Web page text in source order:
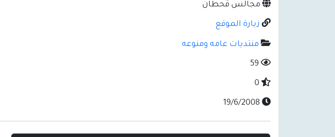
مجالس قحطان
زيارة الموقع
منتديات عامه ومنوعه